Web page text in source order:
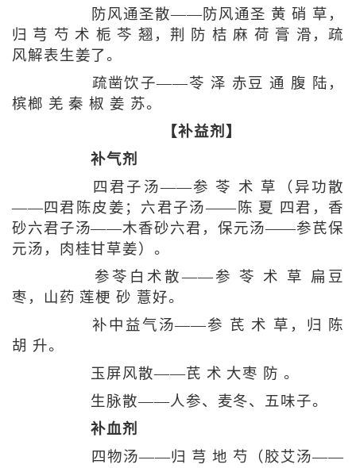
防风通圣散——防风通圣 黄 硝 草，
归 芎 芍 术 栀 芩 翘，荆 防 桔 麻 荷 膏 滑，疏
风解表生姜了。
疏凿饮子——苓 泽 赤豆 通 腹 陆，
槟榔 羌 秦 椒 姜 苏。
【补益剂】
补气剂
四君子汤——参 苓 术 草（异功散
——四君陈皮姜；六君子汤——陈 夏 四君，香
砂六君子汤——木香砂六君，保元汤——参芪保
元汤，肉桂甘草姜）。
参苓白术散——参 苓 术 草 扁豆
枣，山药 莲梗 砂 薏好。
补中益气汤——参 芪 术 草，归 陈
胡 升。
玉屏风散——芪 术 大枣 防 。
生脉散——人参、麦冬、五味子。
补血剂
四物汤——归 芎 地 芍（胶艾汤——